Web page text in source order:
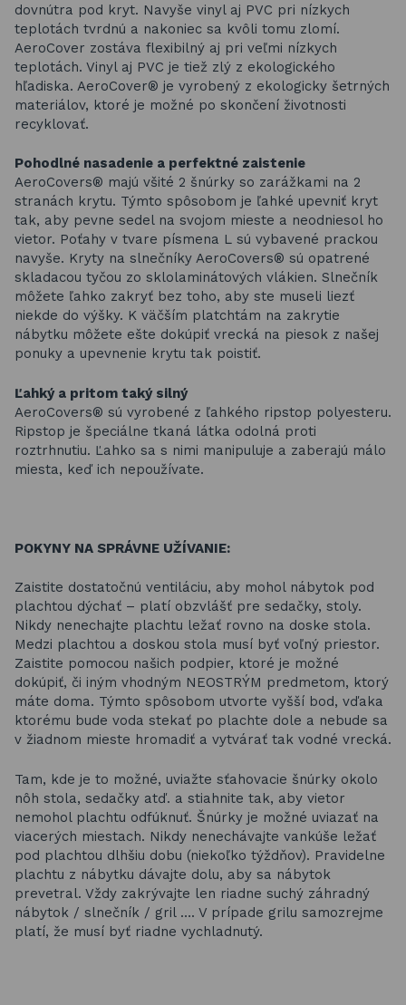
dovnútra pod kryt. Navyše vinyl aj PVC pri nízkych
teplotách tvrdnú a nakoniec sa kvôli tomu zlomí.
AeroCover zostáva flexibilný aj pri veľmi nízkych
teplotách. Vinyl aj PVC je tiež zlý z ekologického
hľadiska. AeroCover® je vyrobený z ekologicky šetrných
materiálov, ktoré je možné po skončení životnosti
recyklovať.
Pohodlné nasadenie a perfektné zaistenie
AeroCovers® majú všité 2 šnúrky so zarážkami na 2
stranách krytu. Týmto spôsobom je ľahké upevniť kryt
tak, aby pevne sedel na svojom mieste a neodniesol ho
vietor. Poťahy v tvare písmena L sú vybavené prackou
navyše. Kryty na slnečníky AeroCovers® sú opatrené
skladacou tyčou zo sklolaminátových vlákien. Slnečník
môžete ľahko zakryť bez toho, aby ste museli liezť
niekde do výšky. K väčším platchtám na zakrytie
nábytku môžete ešte dokúpiť vrecká na piesok z našej
ponuky a upevnenie krytu tak poistiť.
Ľahký a pritom taký silný
AeroCovers® sú vyrobené z ľahkého ripstop polyesteru.
Ripstop je špeciálne tkaná látka odolná proti
roztrhnutiu. Ľahko sa s nimi manipuluje a zaberajú málo
miesta, keď ich nepoužívate.
POKYNY NA SPRÁVNE UŽÍVANIE:
Zaistite dostatočnú ventiláciu, aby mohol nábytok pod
plachtou dýchať – platí obzvlášť pre sedačky, stoly.
Nikdy nenechajte plachtu ležať rovno na doske stola.
Medzi plachtou a doskou stola musí byť voľný priestor.
Zaistite pomocou našich podpier, ktoré je možné
dokúpiť, či iným vhodným NEOSTRÝM predmetom, ktorý
máte doma. Týmto spôsobom utvorte vyšší bod, vďaka
ktorému bude voda stekať po plachte dole a nebude sa
v žiadnom mieste hromadiť a vytvárať tak vodné vrecká.
Tam, kde je to možné, uviažte sťahovacie šnúrky okolo
nôh stola, sedačky atď. a stiahnite tak, aby vietor
nemohol plachtu odfúknuť. Šnúrky je možné uviazať na
viacerých miestach. Nikdy nenechávajte vankúše ležať
pod plachtou dlhšiu dobu (niekoľko týždňov). Pravidelne
plachtu z nábytku dávajte dolu, aby sa nábytok
prevetral. Vždy zakrývajte len riadne suchý záhradný
nábytok / slnečník / gril …. V prípade grilu samozrejme
platí, že musí byť riadne vychladnutý.